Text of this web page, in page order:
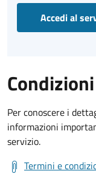
Accedi al
Per conoscere i
informazioni
servizio.
Termini e